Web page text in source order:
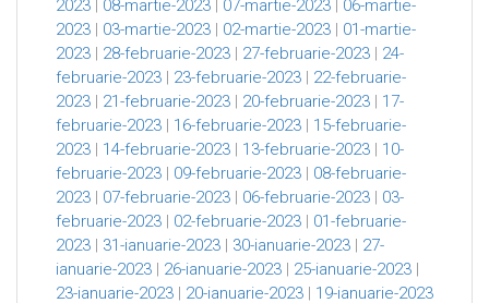
2023 | 08-martie-2023 | 07-martie-2023 | 06-martie-
2023 | 03-martie-2023 | 02-martie-2023 | 01-martie-
2023 | 28-februarie-2023 | 27-februarie-2023 | 24-
februarie-2023 | 23-februarie-2023 | 22-februarie-
2023 | 21-februarie-2023 | 20-februarie-2023 | 17-
februarie-2023 | 16-februarie-2023 | 15-februarie-
2023 | 14-februarie-2023 | 13-februarie-2023 | 10-
februarie-2023 | 09-februarie-2023 | 08-februarie-
2023 | 07-februarie-2023 | 06-februarie-2023 | 03-
februarie-2023 | 02-februarie-2023 | 01-februarie-
2023 | 31-ianuarie-2023 | 30-ianuarie-2023 | 27-
ianuarie-2023 | 26-ianuarie-2023 | 25-ianuarie-2023 |
23-ianuarie-2023 | 20-ianuarie-2023 | 19-ianuarie-2023